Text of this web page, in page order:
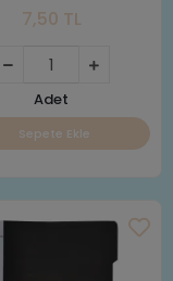
7,50 TL
Adet
Sepete Ekle